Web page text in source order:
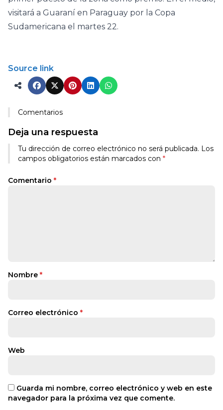
visitará a Guaraní en Paraguay por la Copa
Sudamericana el martes 22.
Source link
Comentarios
Deja una respuesta
Tu dirección de correo electrónico no será publicada. Los
campos obligatorios están marcados con *
Comentario *
Nombre *
Correo electrónico *
Web
Guarda mi nombre, correo electrónico y web en este
navegador para la próxima vez que comente.